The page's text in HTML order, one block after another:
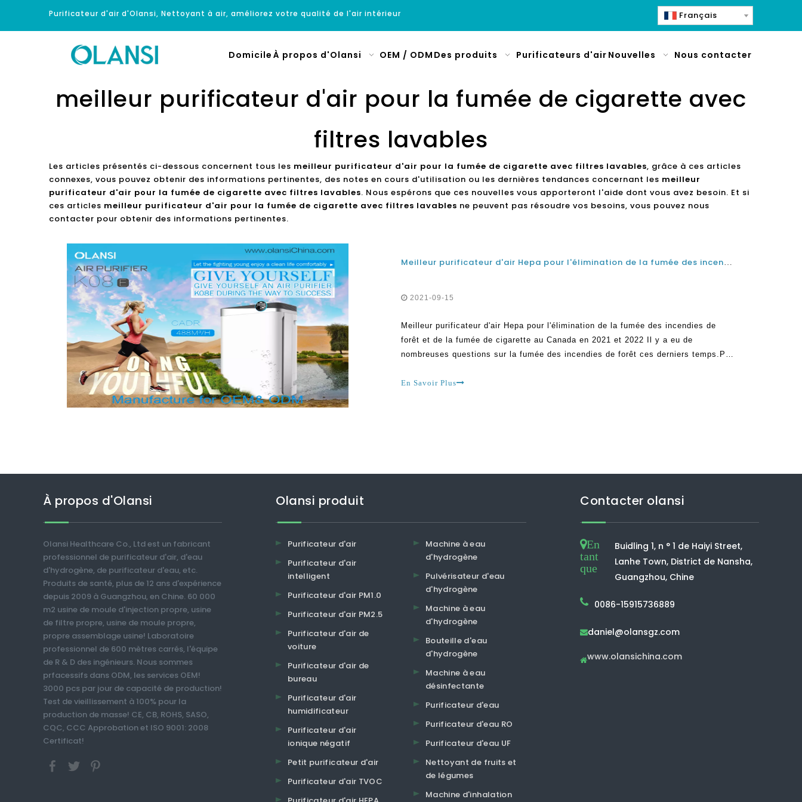
Purificateur d'air d'Olansi, Nettoyant à air, améliorez votre qualité de l'air intérieur Français
Domicile À propos d'Olansi OEM / ODM Des produits Purificateurs d'air Nouvelles Nous contacter
meilleur purificateur d'air pour la fumée de cigarette avec
filtres lavables
Les articles présentés ci-dessous concernent tous les meilleur purificateur d'air pour la fumée de cigarette avec filtres lavables, grâce à ces articles
connexes, vous pouvez obtenir des informations pertinentes, des notes en cours d'utilisation ou les dernières tendances concernant les meilleur
purificateur d'air pour la fumée de cigarette avec filtres lavables. Nous espérons que ces nouvelles vous apporteront l'aide dont vous avez besoin. Et si
ces articles meilleur purificateur d'air pour la fumée de cigarette avec filtres lavables ne peuvent pas résoudre vos besoins, vous pouvez nous
contacter pour obtenir des informations pertinentes.
Meilleur purificateur d'air Hepa pour l'élimination de la fumée des incendies de forêt et de la fumée de cigarette au Canada en 2021 et 2022
2021-09-15
Meilleur purificateur d'air Hepa pour l'élimination de la fumée des incendies de
forêt et de la fumée de cigarette au Canada en 2021 et 2022 Il y a eu de
nombreuses questions sur la fumée des incendies de forêt ces derniers temps.Par
gérées par des purificateurs d'air.La réponse à cette question est oui, les
En Savoir Plus
À propos d'Olansi
Olansi Healthcare Co., Ltd est un fabricant
professionnel de purificateur d'air, d'eau
d'hydrogène, de purificateur d'eau, etc.
Produits de santé, plus de 12 ans d'expérience
depuis 2009 à Guangzhou, en Chine. 60 000
m2 usine de moule d'injection propre, usine
de filtre propre, usine de moule propre,
propre assemblage usine! Laboratoire
professionnel de 600 mètres carrés, l'équipe
de R & D des ingénieurs. Nous sommes
prfacessifs dans ODM, les services OEM!
3000 pcs par jour de capacité de production!
Test de vieillissement à 100% pour la
production de masse! CE, CB, ROHS, SASO,
CQC, CCC Approbation et ISO 9001: 2008
Certificat!
Olansi produit
Purificateur d'air
Purificateur d'air
intelligent
Purificateur d'air PM1.0
Purificateur d'air PM2.5
Purificateur d'air de
voiture
Purificateur d'air de
bureau
Purificateur d'air
humidificateur
Purificateur d'air
ionique négatif
Petit purificateur d'air
Purificateur d'air TVOC
Machine à eau
d'hydrogène
Pulvérisateur d'eau
d'hydrogène
Machine à eau
d'hydrogène
Bouteille d'eau
d'hydrogène
Machine à eau
désinfectante
Purificateur d'eau
Purificateur d'eau RO
Purificateur d'eau UF
Nettoyant de fruits et
de légumes
Machine d'inhalation
Contacter olansi
En
tant
que
Buidling 1, n ° 1 de Haiyi Street,
Lanhe Town, District de Nansha,
Guangzhou, Chine
0086-15915736889
daniel@olansgz.com
www.olansichina.com